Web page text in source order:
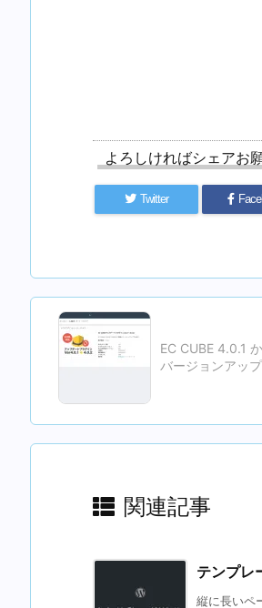
よろしければシェアお
Twitter
EC CUBE 4.0.1
バージョンアップ
関連記事
テンプレ
縦に長いペ